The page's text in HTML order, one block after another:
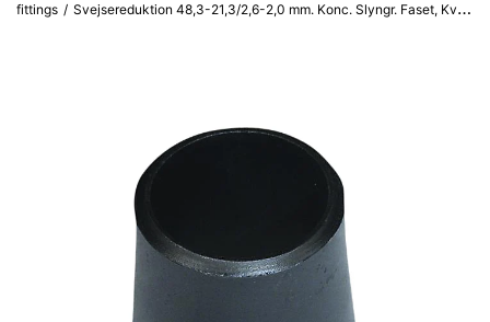
fittings / Svejsereduktion 48,3-21,3/2,6-2,0 mm. Konc. Slyngr. Faset, Kval.